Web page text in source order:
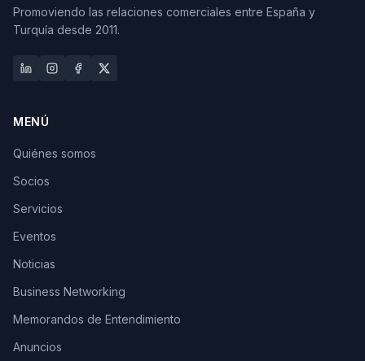
Promoviendo las relaciones comerciales entre España y
Turquía desde 2011.
MENÚ
Quiénes somos
Socios
Servicios
Eventos
Noticias
Business Networking
Memorandos de Entendimiento
Anuncios